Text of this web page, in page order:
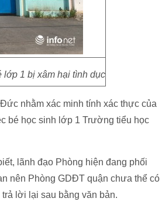
lớp 1 bị xâm hại tình dục
nhằm xác minh tính xác thực của
bé học sinh lớp 1 Trường tiểu học
lãnh đạo Phòng hiện đang phối
nên Phòng GDĐT quận chưa thể có
lời lại sau bằng văn bản.